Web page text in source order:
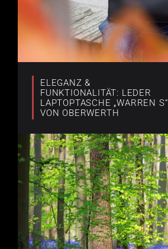
ELEGANZ &
FUNKTIONALITÄT: LEDER
LAPTOPTASCHE „WARREN S“
VON OBERWERTH